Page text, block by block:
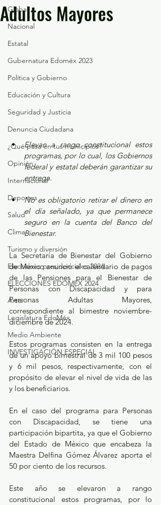
Global
Nacional
Estatal
Gubernatura Edoméx 2023
Política y Gobierno
Educación y Cultura
Seguridad y Justicia
Denuncia Ciudadana
¿Qué pasa en tus municipios?
Opinión
Internacional
Deportes
Salud
Clima
Turismo y diversión
Elecciones presidenciales 2024
ELECCIONES EDOMEX 2024
Arte
Legislatura EdoMéx
Medio Ambiente
INVESTIGACIÓN ESPECIAL
Adultos Mayores
Elevan a rango constitucional estos
programas, por lo cual, los Gobiernos
federal y estatal deberán garantizar su
entrega.
No es obligatorio retirar el dinero en
el día señalado, ya que permanece
seguro en la cuenta del Banco del
Bienestar.
La Secretaría de Bienestar del Gobierno
de México anunció el calendario de pagos
de las Pensiones para el Bienestar de
Personas con Discapacidad y para
Personas Adultas Mayores,
correspondiente al bimestre noviembre-
diciembre de 2024.
Estos programas consisten en la entrega
de un apoyo bimestral de 3 mil 100 pesos
y 6 mil pesos, respectivamente, con el
propósito de elevar el nivel de vida de las
y los beneficiarios.
En el caso del programa para Personas
con Discapacidad, se tiene una
participación bipartita, ya que el Gobierno
del Estado de México que encabeza la
Maestra Delfina Gómez Álvarez aporta el
50 por ciento de los recursos.
Este año se elevaron a rango
constitucional estos programas, por lo